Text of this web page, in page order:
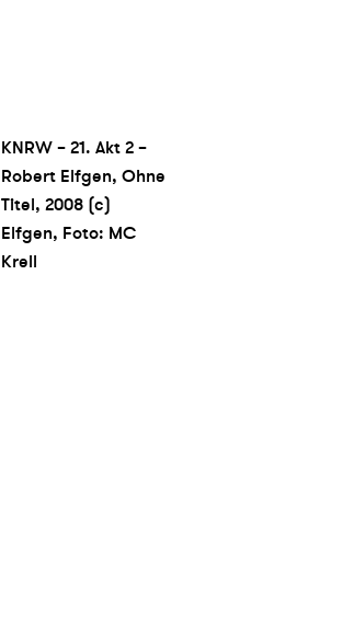
KNRW – 21. Akt 2 –
Robert Elfgen, Ohne
Titel, 2008 (c)
Elfgen, Foto: MC
Krell